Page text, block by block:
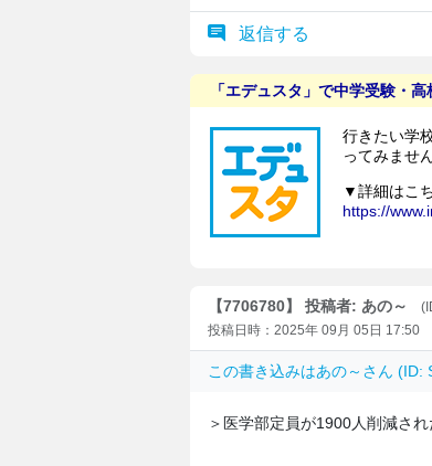
返信する
【7706780】 投稿者: あの～
投稿日時：2025年 09月 05日 17:50
この書き込みはあの～ さん (ID:
＞医学部定員が1900人削減され